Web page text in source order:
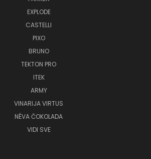
EXPLODE
CASTELLI
PIXO
BRUNO
TEKTON PRO
ITEK
ARMY
VINARIJA VIRTUS
NÉVA ČOKOLADA
VIDI SVE